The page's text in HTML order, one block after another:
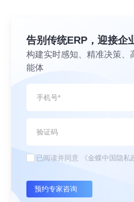
告别传统ERP，迎接企
构建实时感知、精准决策、
能体
已阅读并同意 《金蝶中国隐私
预约专家咨询